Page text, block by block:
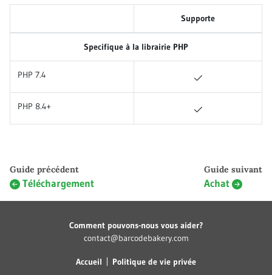
Supporte
Specifique à la librairie PHP
PHP 7.4
PHP 8.4+
Guide précédent
Téléchargement
Guide suivant
Achat
Comment pouvons-nous vous aider?
contact@barcodebakery.com
Accueil Politique de vie privée